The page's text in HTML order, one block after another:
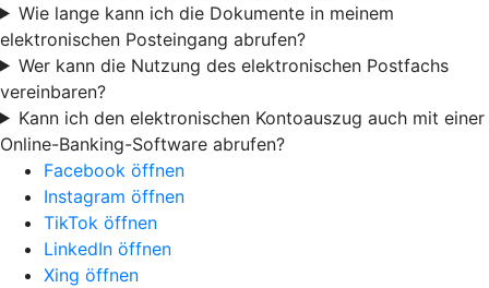
Wie lange kann ich die Dokumente in meinem
elektronischen Posteingang abrufen?
Wer kann die Nutzung des elektronischen Postfachs
vereinbaren?
Kann ich den elektronischen Kontoauszug auch mit einer
Online-Banking-Software abrufen?
Facebook öffnen
Instagram öffnen
TikTok öffnen
LinkedIn öffnen
Xing öffnen